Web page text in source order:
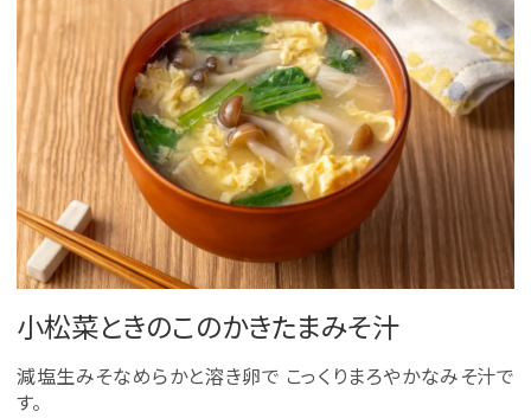
小松菜ときのこのかきたまみそ汁
減塩生みそなめらかと溶き卵で こっくりまろやかなみそ汁で
す。